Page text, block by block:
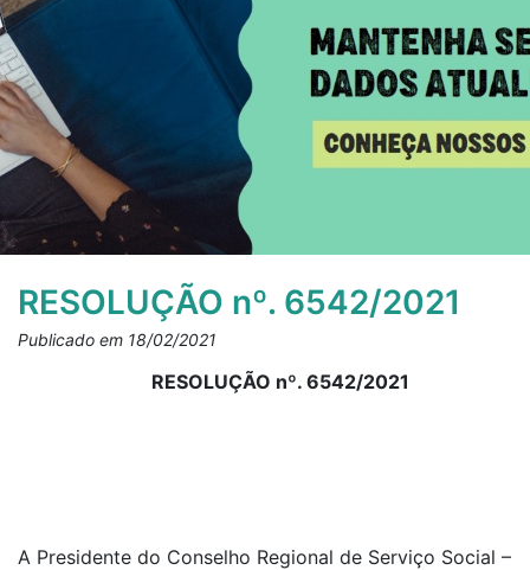
RESOLUÇÃO nº. 6542/2021
Publicado em 18/02/2021
RESOLUÇÃO nº. 6542/2021
A Presidente do Conselho Regional de Serviço Social –